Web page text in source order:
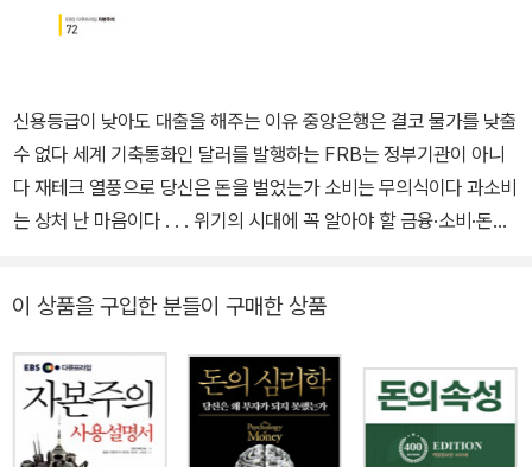
신용등급이 낮아도 대출을 해주는 이유 중앙은행은 결코 물가를 낮출
수 없다 세계 기축통화인 달러를 발행하는 FRB는 정부기관이 아니
다 재테크 열풍으로 당신은 돈을 벌었는가 소비는 무의식이다 과소비
는 상처 난 마음이다 . . . 위기의 시대에 꼭 알아야 할 금융·소비·돈에
제 체제를 묘사한 지 약 250년이 지났고, 우리는 지금도 자본주의 사
회에 살고 있다. 그렇다면 과연 우리는 자본주의를 제대로 알고 있을
까? 인류가 경험했던 그 어느 체제보다 엄청난 부의 생산능력을 보여
준 자본주의 세상, 그러나 구조적인 모순 때문에 주기적으로 위기에
빠질 수밖에 없는 시스템. 자본주의는 이대로 흘러가도 좋은가? 우리
이 상품을 구입한 분들이 구매한 상품